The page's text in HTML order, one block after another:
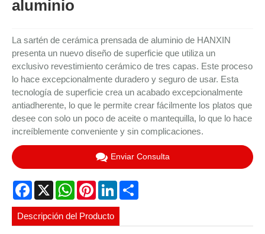
aluminio
La sartén de cerámica prensada de aluminio de HANXIN
presenta un nuevo diseño de superficie que utiliza un
exclusivo revestimiento cerámico de tres capas. Este proceso
lo hace excepcionalmente duradero y seguro de usar. Esta
tecnología de superficie crea un acabado excepcionalmente
antiadherente, lo que le permite crear fácilmente los platos que
desee con solo un poco de aceite o mantequilla, lo que lo hace
increíblemente conveniente y sin complicaciones.
Enviar Consulta
Facebook
X WhatsAppPinterestLinkedIn
Descripción del Producto